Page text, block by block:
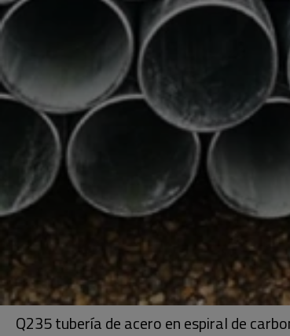
Q235 tubería de acero en espiral de